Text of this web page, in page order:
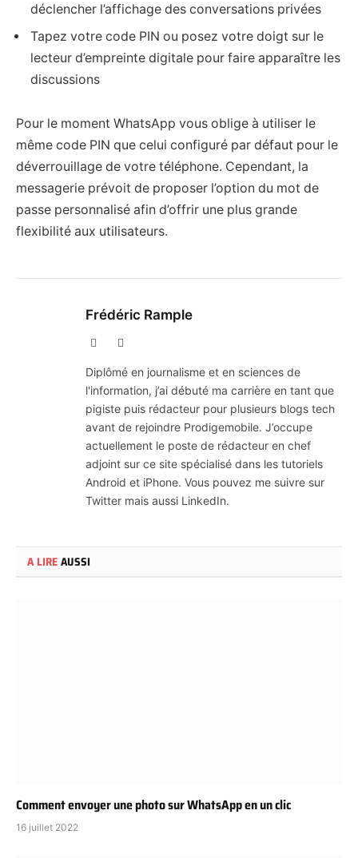
déclencher l’affichage des conversations privées
Tapez votre code PIN ou posez votre doigt sur le
lecteur d’empreinte digitale pour faire apparaître les
discussions
Pour le moment WhatsApp vous oblige à utiliser le
même code PIN que celui configuré par défaut pour le
déverrouillage de votre téléphone. Cependant, la
messagerie prévoit de proposer l’option du mot de
passe personnalisé afin d’offrir une plus grande
flexibilité aux utilisateurs.
Frédéric Rample
Diplômé en journalisme et en sciences de
l'information, j’ai débuté ma carrière en tant que
pigiste puis rédacteur pour plusieurs blogs tech
avant de rejoindre Prodigemobile. J’occupe
actuellement le poste de rédacteur en chef
adjoint sur ce site spécialisé dans les tutoriels
Android et iPhone. Vous pouvez me suivre sur
Twitter mais aussi LinkedIn.
A LIREAUSSI
Comment envoyer une photo sur WhatsApp en un clic
16 juillet 2022